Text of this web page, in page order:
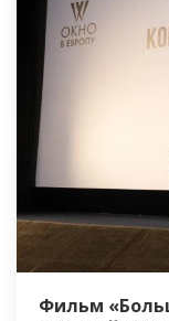
Фильм